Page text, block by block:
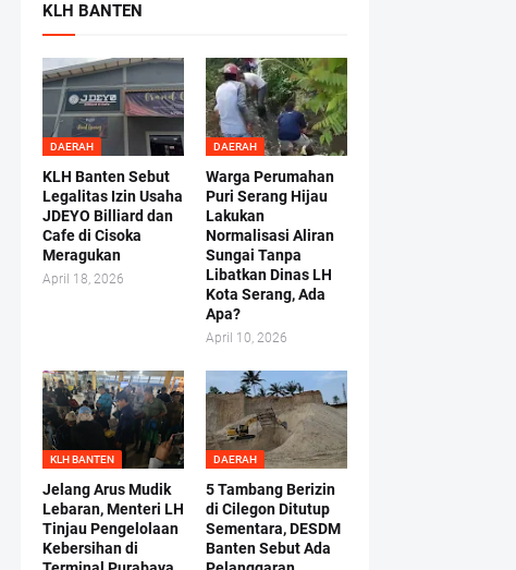
KLH BANTEN
DAERAH
KLH Banten Sebut
Legalitas Izin Usaha
JDEYO Billiard dan
Cafe di Cisoka
Meragukan
April 18, 2026
DAERAH
Warga Perumahan
Puri Serang Hijau
Lakukan
Normalisasi Aliran
Sungai Tanpa
Libatkan Dinas LH
Kota Serang, Ada
Apa?
April 10, 2026
KLH BANTEN
Jelang Arus Mudik
Lebaran, Menteri LH
Tinjau Pengelolaan
Kebersihan di
DAERAH
5 Tambang Berizin
di Cilegon Ditutup
Sementara, DESDM
Banten Sebut Ada